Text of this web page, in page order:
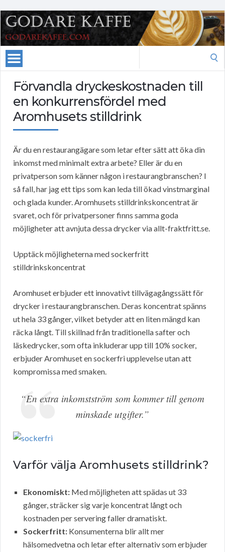
Förvandla dryckeskostnaden till
en konkurrensfördel med
Aromhusets stilldrink
Är du en restaurangägare som letar efter sätt att öka din
inkomst med minimalt extra arbete? Eller är du en
privatperson som känner någon i restaurangbranschen? I
så fall, har jag ett tips som kan leda till ökad vinstmarginal
och glada kunder. Aromhusets stilldrinkskoncentrat är
svaret, och för privatpersoner finns samma goda
möjligheter att avnjuta dessa drycker via allt-fraktfritt.se.
Upptäck möjligheterna med sockerfritt
stilldrinkskoncentrat
Aromhuset erbjuder ett innovativt tillvägagångssätt för
drycker i restaurangbranschen. Deras koncentrat spänns
ut hela 33 gånger, vilket betyder att en liten mängd kan
räcka långt. Till skillnad från traditionella safter och
läskedrycker, som ofta inkluderar upp till 10% socker,
erbjuder Aromhuset en sockerfri upplevelse utan att
kompromissa med smaken.
“En extra inkomstström som kommer till genom
minskade utgifter.”
Varför välja Aromhusets stilldrink?
Ekonomiskt: Med möjligheten att spädas ut 33
gånger, sträcker sig varje koncentrat långt och
kostnaden per servering faller dramatiskt.
Sockerfritt: Konsumenterna blir allt mer
hälsomedvetna och letar efter alternativ som erbjuder